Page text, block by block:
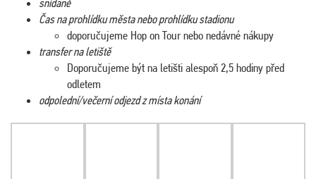
Čas na prohlídku města nebo prohlídku stadionu
doporučujeme Hop on Tour nebo nedávné nákupy
transfer na letiště
Doporučujeme být na letišti alespoň 2,5 hodiny před
odletem
odpolední/večerní odjezd z místa konání